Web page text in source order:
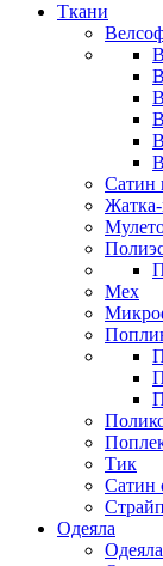
Ткани
Сатин
Мех
Тик
Сатин
Одеяла